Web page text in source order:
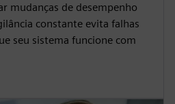
mudanças de desempenho
constante evita falhas
seu sistema funcione com